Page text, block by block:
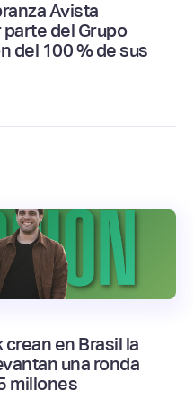
Avista
del Grupo
del 100 % de sus
en Brasil la
una ronda
millones